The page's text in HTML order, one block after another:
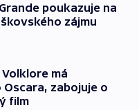
poukazuje na
zájmu
má
zabojuje o
film